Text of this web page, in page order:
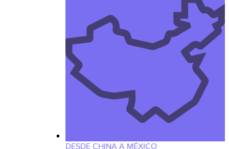
DESDE CHINA A MÉXICO